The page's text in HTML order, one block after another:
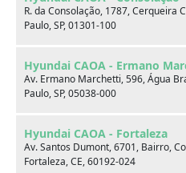
R. da Consolação, 1787, Cerqueira
Paulo, SP, 01301-100
Hyundai CAOA - Ermano
Av. Ermano Marchetti, 596, Água
Paulo, SP, 05038-000
Hyundai CAOA - Fortaleza
Av. Santos Dumont, 6701, Bairro,
Fortaleza, CE, 60192-024
CAOA Changan |
Rua Serra do Japi, 1275
001